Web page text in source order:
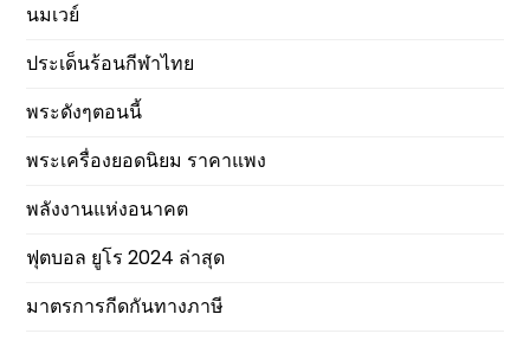
นมเวย์
ประเด็นร้อนกีฬาไทย
พระดังๆตอนนี้
พระเครื่องยอดนิยม ราคาแพง
พลังงานแห่งอนาคต
ฟุตบอล ยูโร 2024 ล่าสุด
มาตรการกีดกันทางภาษี